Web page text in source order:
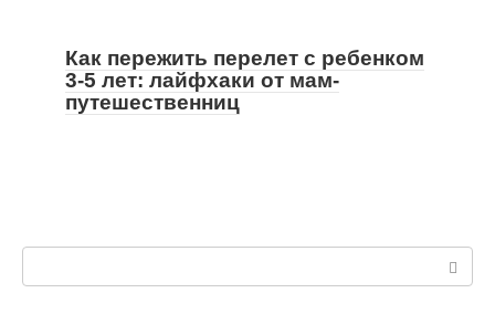
Как пережить перелет с ребенком
3-5 лет: лайфхаки от мам-
путешественниц